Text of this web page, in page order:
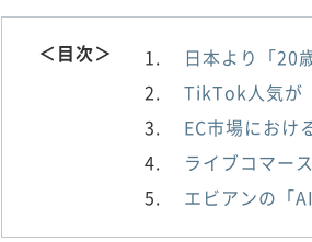
＜目次＞
日本より「20
TikTok人気が
EC市場におけ
ライブコマー
エビアンの「